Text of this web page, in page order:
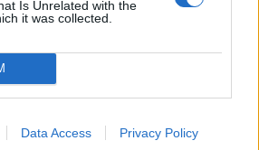
Is Unrelated with the
it was collected.
Data Access Privacy Policy